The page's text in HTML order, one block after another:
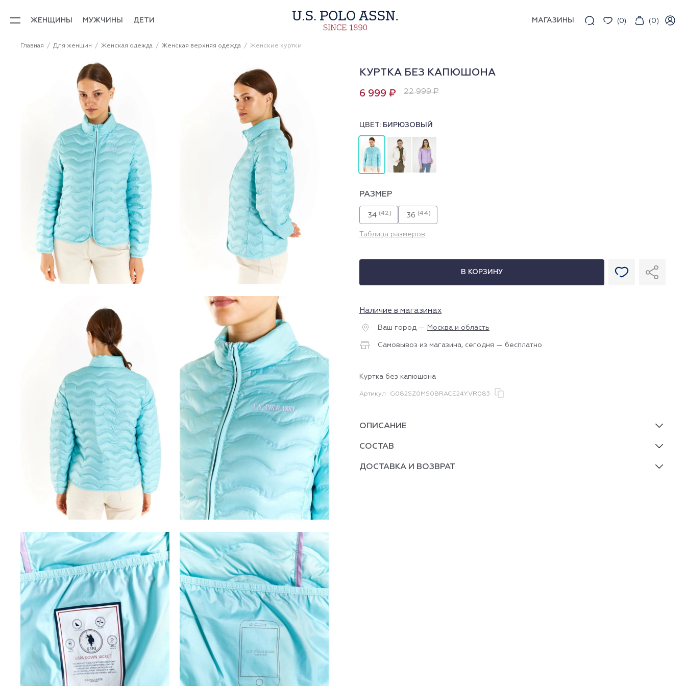
ЖЕНЩИНЫ МУЖЧИНЫ ДЕТИ МАГАЗИНЫ (0) (0)
Главная Для женщин Женская одежда Женская верхняя одежда Женские куртки
КУРТКА БЕЗ КАПЮШОНА
6 999 ₽ 22 999 ₽
ЦВЕТ: БИРЮЗОВЫЙ
РАЗМЕР
34 (42) 36 (44)
Таблица размеров
В КОРЗИНУ
Наличие в магазинах
Ваш город — Москва и область
Самовывоз из магазина, сегодня — бесплатно
Куртка без капюшона
Артикул G082SZ0MS0BRACE24Y.VR083
ОПИСАНИЕ
СОСТАВ
ДОСТАВКА И ВОЗВРАТ